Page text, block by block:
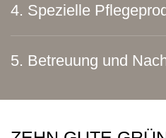
4. Spezielle
5. Betreuung und